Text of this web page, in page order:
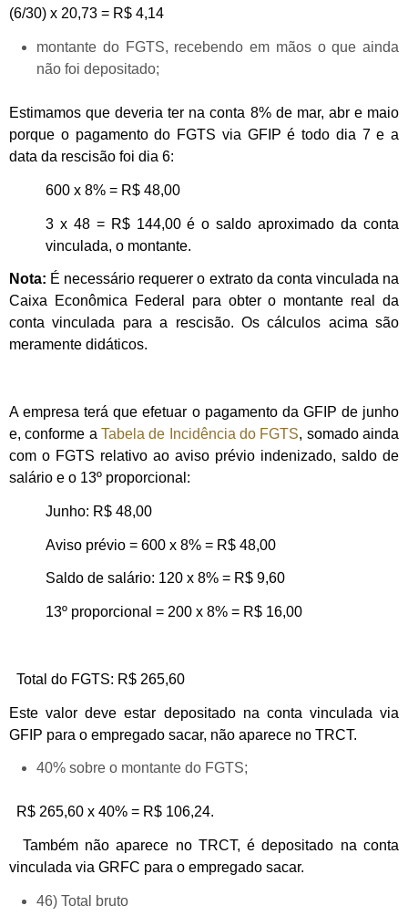
(6/30) x 20,73 = R$ 4,14
montante do FGTS, recebendo em mãos o que ainda
não foi depositado;
Estimamos que deveria ter na conta 8% de mar, abr e maio
porque o pagamento do FGTS via GFIP é todo dia 7 e a
data da rescisão foi dia 6:
600 x 8% = R$ 48,00
3 x 48 = R$ 144,00 é o saldo aproximado da conta
vinculada, o montante.
Nota: É necessário requerer o extrato da conta vinculada na
Caixa Econômica Federal para obter o montante real da
conta vinculada para a rescisão. Os cálculos acima são
meramente didáticos.
A empresa terá que efetuar o pagamento da GFIP de junho
e, conforme a Tabela de Incidência do FGTS, somado ainda
com o FGTS relativo ao aviso prévio indenizado, saldo de
salário e o 13º proporcional:
Junho: R$ 48,00
Aviso prévio = 600 x 8% = R$ 48,00
Saldo de salário: 120 x 8% = R$ 9,60
13º proporcional = 200 x 8% = R$ 16,00
Total do FGTS: R$ 265,60
Este valor deve estar depositado na conta vinculada via
GFIP para o empregado sacar, não aparece no TRCT.
40% sobre o montante do FGTS;
R$ 265,60 x 40% = R$ 106,24.
Também não aparece no TRCT, é depositado na conta
vinculada via GRFC para o empregado sacar.
46) Total bruto